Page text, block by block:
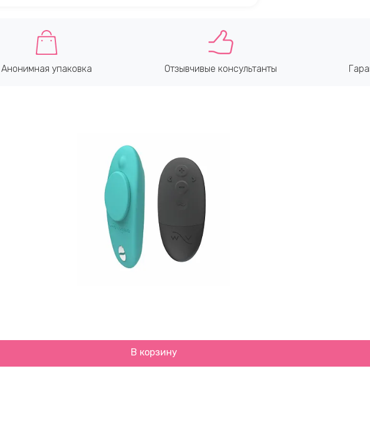
Анонимная упаковка Отзывчивые консультанты
В корзину